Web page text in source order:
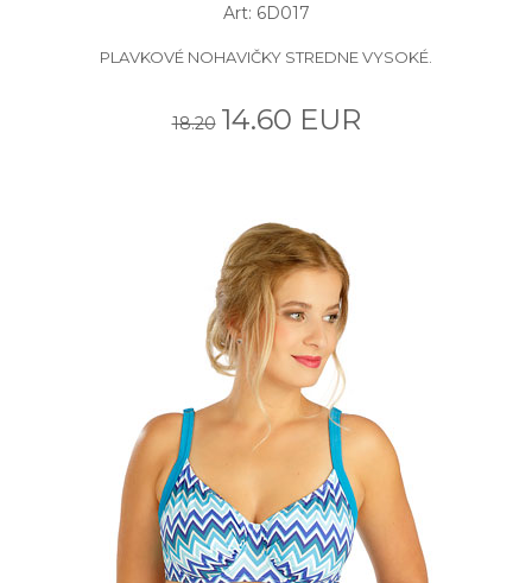
Art: 6D017
PLAVKOVÉ NOHAVIČKY STREDNE VYSOKÉ.
18.20 14.60 EUR